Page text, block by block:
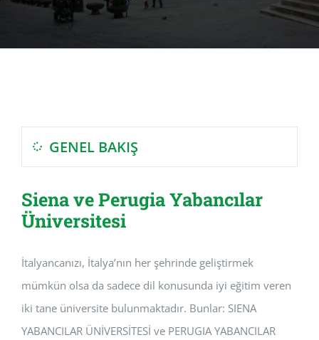
GENEL BAKIŞ
Siena ve Perugia Yabancılar
Üniversitesi
İtalyancanızı, İtalya’nın her şehrinde geliştirmek
mümkün olsa da sadece dil konusunda iyi eğitim veren
iki tane üniversite bulunmaktadır. Bunlar: SIENA
YABANCILAR ÜNİVERSİTESİ ve PERUGIA YABANCILAR